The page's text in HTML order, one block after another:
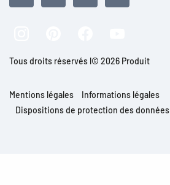
Tous droits réservés l© 2026 Produit
Mentions légales
Informations légales
Dispositions de protection des données